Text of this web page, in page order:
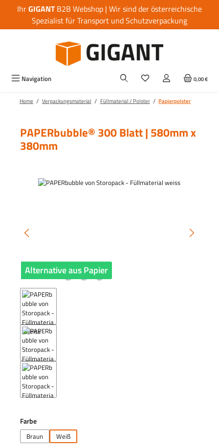
Zum Hauptinhalt springen
IhrGIGANTB2B Webshop | Wir sind der österreichische
Spezialist für Transport und Schutzverpackung
Navigation 0,00 €
Home / Verpackungsmaterial / Füllmaterial / Polster / Papierpolster
PAPERbubble® 300 Blatt | 580mm x
380mm
Bildergalerie überspringen
Alternative aus Papier
Farbeauswählen
Braun Weiß